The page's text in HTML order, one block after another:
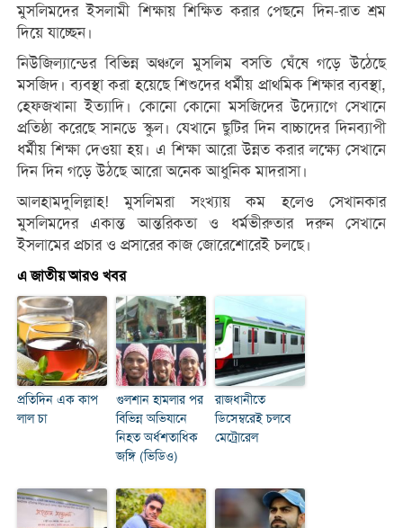
মুসলিমদের ইসলামী শিক্ষায় শিক্ষিত করার পেছনে দিন-রাত শ্রম
দিয়ে যাচ্ছেন।
নিউজিল্যান্ডের বিভিন্ন অঞ্চলে মুসলিম বসতি ঘেঁষে গড়ে উঠেছে
মসজিদ। ব্যবস্থা করা হয়েছে শিশুদের ধর্মীয় প্রাথমিক শিক্ষার ব্যবস্থা,
হেফজখানা ইত্যাদি। কোনো কোনো মসজিদের উদ্যোগে সেখানে
প্রতিষ্ঠা করেছে সানডে স্কুল। যেখানে ছুটির দিন বাচ্চাদের দিনব্যাপী
ধর্মীয় শিক্ষা দেওয়া হয়। এ শিক্ষা আরো উন্নত করার লক্ষ্যে সেখানে
দিন দিন গড়ে উঠছে আরো অনেক আধুনিক মাদরাসা।
আলহামদুলিল্লাহ! মুসলিমরা সংখ্যায় কম হলেও সেখানকার
মুসলিমদের একান্ত আন্তরিকতা ও ধর্মভীরুতার দরুন সেখানে
ইসলামের প্রচার ও প্রসারের কাজ জোরেশোরেই চলছে।
এ জাতীয় আরও খবর
প্রতিদিন এক কাপ
লাল চা
গুলশান হামলার পর
বিভিন্ন অভিযানে
নিহত অর্ধশতাধিক
জঙ্গি (ভিডিও)
রাজধানীতে
ডিসেম্বরেই চলবে
মেট্রোরেল